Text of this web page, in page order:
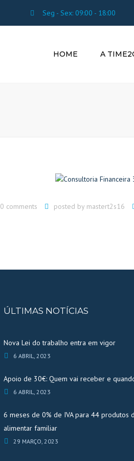
Seg - Sex: 09:00 - 18:00
HOME A
0 comments posted by mastert2s16
ÚLTIMAS NOTÍCIAS
Nova Lei do trabalho entra em vigor
6 ABRIL, 2023
Apoio de 30€: Quem vai receber e
6 ABRIL, 2023
6 meses de 0% de IVA para 44 produtos
alimentar familiar
29 MARÇO, 2023